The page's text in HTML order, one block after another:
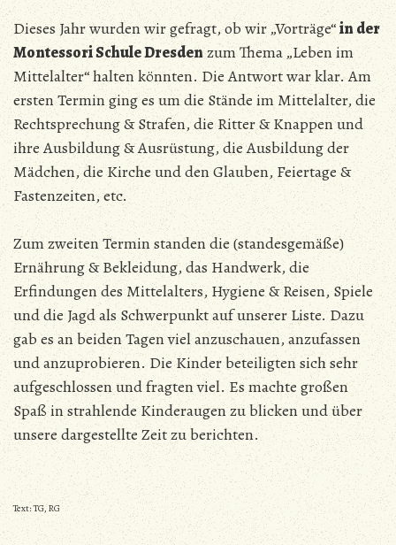
Dieses Jahr wurden wir gefragt, ob wir „Vorträge“in der
Montessori Schule Dresdenzum Thema „Leben im
Mittelalter“ halten könnten. Die Antwort war klar. Am
ersten Termin ging es um die Stände im Mittelalter, die
Rechtsprechung & Strafen, die Ritter & Knappen und
ihre Ausbildung & Ausrüstung, die Ausbildung der
Mädchen, die Kirche und den Glauben, Feiertage &
Fastenzeiten, etc.
Zum zweiten Termin standen die (standesgemäße)
Ernährung & Bekleidung, das Handwerk, die
Erfindungen des Mittelalters, Hygiene & Reisen, Spiele
und die Jagd als Schwerpunkt auf unserer Liste. Dazu
gab es an beiden Tagen viel anzuschauen, anzufassen
und anzuprobieren. Die Kinder beteiligten sich sehr
aufgeschlossen und fragten viel. Es machte großen
Spaß in strahlende Kinderaugen zu blicken und über
unsere dargestellte Zeit zu berichten.
Text: TG, RG